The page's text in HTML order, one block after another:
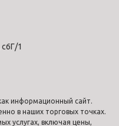
1
информационный сайт.
в наших торговых точках.
услугах, включая цены,